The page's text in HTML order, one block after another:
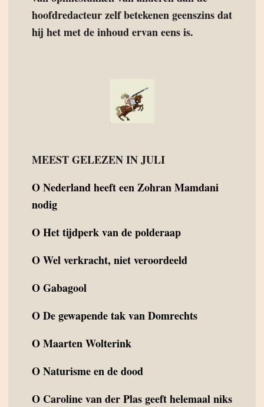
hoofdredacteur zelf betekenen geenszins dat
hij het met de inhoud ervan eens is.
MEEST GELEZEN IN JULI
ONederland heeft een Zohran Mamdani
nodig
OHet tijdperk van de polderaap
OWel verkracht, niet veroordeeld
OGabagool
ODe gewapende tak van Domrechts
OMaarten Wolterink
ONaturisme en de dood
O Caroline van der Plas geeft helemaal niks